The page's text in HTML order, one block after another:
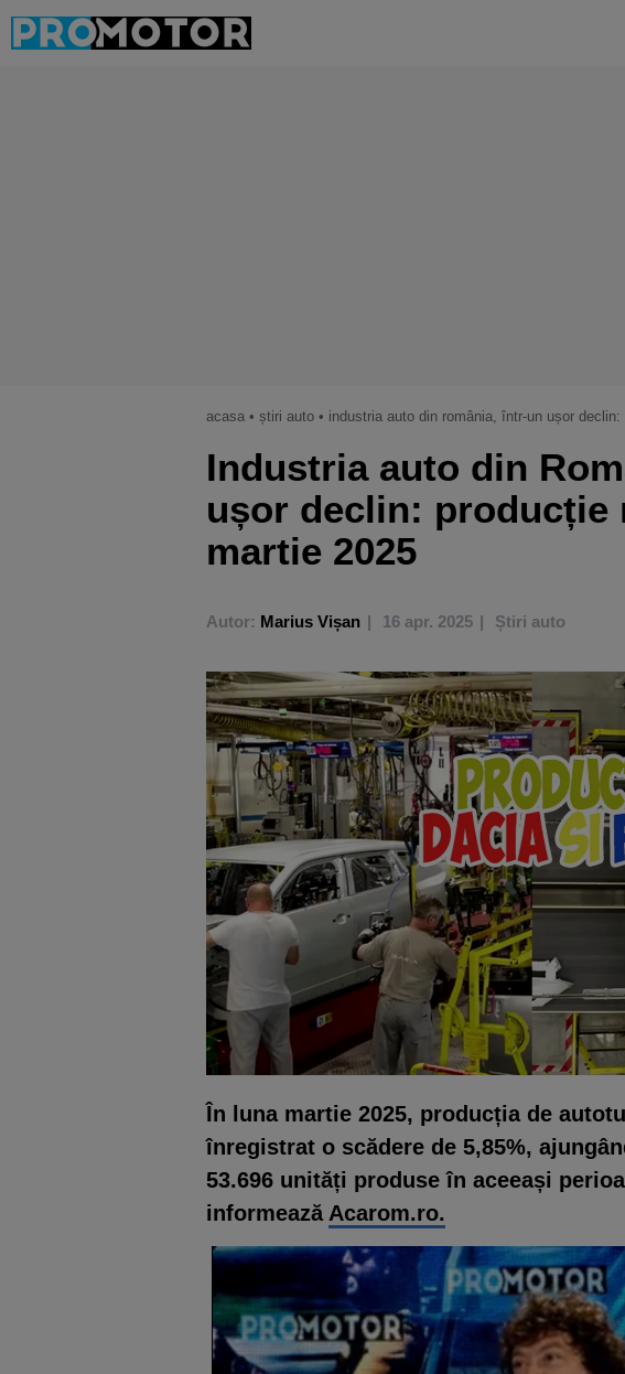
acasa • știri auto • industria auto din românia, într-un ușor
Industria auto din
ușor declin: producție
martie 2025
Autor: Marius Vișan 16 apr. 2025 Știri auto
În luna martie 2025, producția de
înregistrat o scădere de 5,85%,
53.696 unități produse în aceeași
informează Acarom.ro.